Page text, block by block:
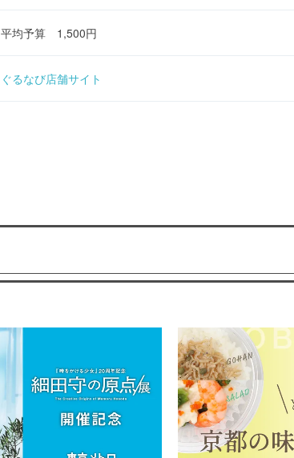
平均予算 1,500円
ぐるなび店舗サイト